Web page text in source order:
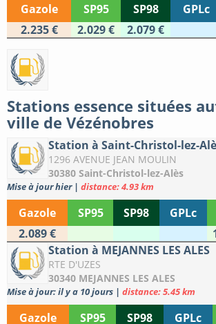
Gazole SP95 SP98 GPLc
2.235 €
2.029 € 2.079 €
Stations essence situées
ville de Vézénobres
Station à Saint-Christol-lez-
1296 AVENUE JEAN MOULIN
30380 Saint-Christol-lez-Alès
Mise à jour hier | distance: 4.93 km
Gazole SP95 SP98 GPLc
2.089 €
Station à MEJANNES LES ALES
RTE D'UZES
30340 MEJANNES LES ALES
Mise à jour: il y a 10 jours | distance: 5.45 km
Gazole SP95 SP98 GPLc